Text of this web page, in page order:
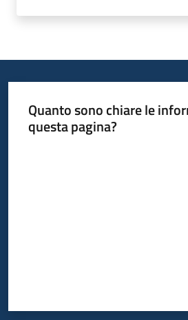
Quanto sono chiare le
questa pagina?